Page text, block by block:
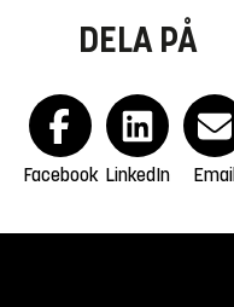
DELA PÅ
Facebook LinkedIn Email